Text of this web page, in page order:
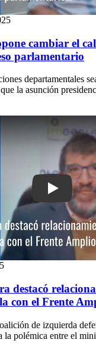
cambiar el
parlamentario
departamentales
la asunción
Play:
destacó
con el Frente
de izquierda
la polémica entre el